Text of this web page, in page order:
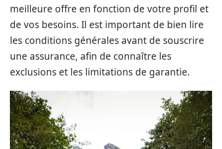
meilleure offre en fonction de votre profil et
de vos besoins. Il est important de bien lire
les conditions générales avant de souscrire
une assurance, afin de connaître les
exclusions et les limitations de garantie.